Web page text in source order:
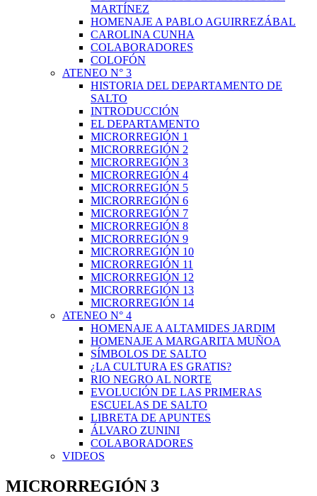
MARTÍNEZ
HOMENAJE A PABLO AGUIRREZÁBAL
CAROLINA CUNHA
COLABORADORES
COLOFÓN
ATENEO N° 3
HISTORIA DEL DEPARTAMENTO DE
SALTO
INTRODUCCIÓN
EL DEPARTAMENTO
MICRORREGIÓN 1
MICRORREGIÓN 2
MICRORREGIÓN 3
MICRORREGIÓN 4
MICRORREGIÓN 5
MICRORREGIÓN 6
MICRORREGIÓN 7
MICRORREGIÓN 8
MICRORREGIÓN 9
MICRORREGIÓN 10
MICRORREGIÓN 11
MICRORREGIÓN 12
MICRORREGIÓN 13
MICRORREGIÓN 14
ATENEO N° 4
HOMENAJE A ALTAMIDES JARDIM
HOMENAJE A MARGARITA MUÑOA
SÍMBOLOS DE SALTO
¿LA CULTURA ES GRATIS?
RIO NEGRO AL NORTE
EVOLUCIÓN DE LAS PRIMERAS
ESCUELAS DE SALTO
LIBRETA DE APUNTES
ÁLVARO ZUNINI
COLABORADORES
VIDEOS
MICRORREGIÓN 3